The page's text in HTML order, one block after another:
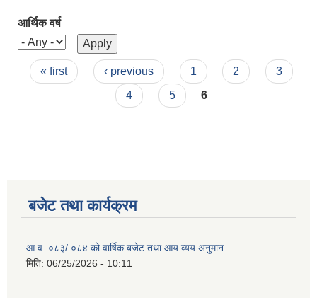
आर्थिक वर्ष
Pages
« first ‹ previous 1 2
3
4
5 6
बजेट तथा कार्यक्रम
आ.व. ०८३/ ०८४ को वार्षिक बजेट तथा आय व्यय अनुमान
मिति: 06/25/2026 - 10:11